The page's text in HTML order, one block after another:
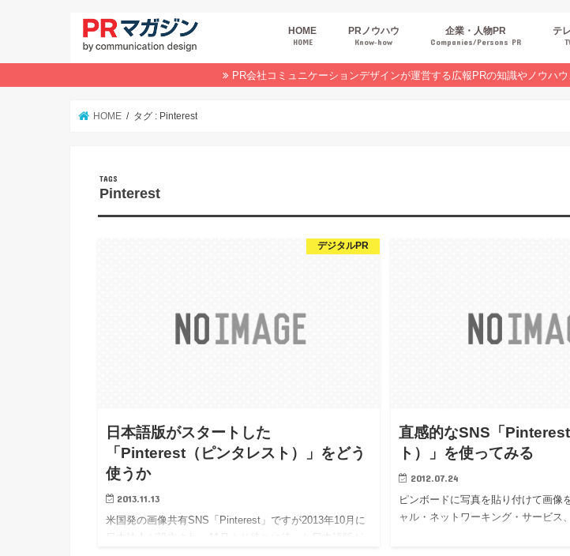
HOME
HOME
PRノウハウ
Know‐how
広報スキルUP
商品・サービスPR
デジタルPR
PRトレンド
イベントPR
業界コラム
オンラインセミナーレポート
企業・人物PR
Companies/Persons PR
テ
PR会社コミュニケーションデザインが運営する広報PRの知識やノウハ
HOME タグ : Pinterest
Pinterest
デジタルPR
日本語版がスタートした
「Pinterest（ピンタレスト）」をどう
使うか
2013.11.13
米国発の画像共有SNS「Pinterest」ですが2013年10月に
直感的なSNS「
ト）」を使ってみる
2012.07.24
ピンボードに写真を貼り付けて画像
ャル・ネットワーキング・サービス